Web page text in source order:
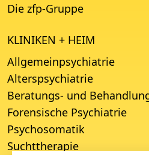
Die zfp-Gruppe
KLINIKEN + HEIM
Allgemeinpsychiatrie
Alterspsychiatrie
Beratungs- und
Forensische Psychiatrie
Psychosomatik
Suchttherapie